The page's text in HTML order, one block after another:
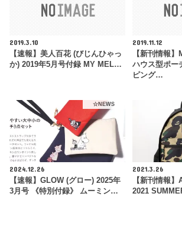
2019.3.10
【速報】美人百花 (びじんひゃっ
か) 2019年5月号付録 MY MEL…
2019.11.12
【新刊情報
ハウス型ポー
ピング…
☆NEWS
2024.12.26
【速報】GLOW (グロー) 2025年
3月号 《特別付録》 ムーミン…
2021.3.26
【新刊情報
2021